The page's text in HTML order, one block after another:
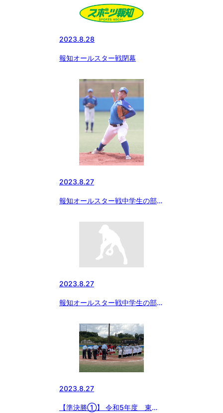
ドリポーションプレゼントのご案
2023.8.28
報知オールスター戦閉幕
2023.8.27
報知オールスター戦中学生の部
2023.8.27
報知オールスター戦中学生の部
2023.8.27
【準決勝①】 令和5年度 東日